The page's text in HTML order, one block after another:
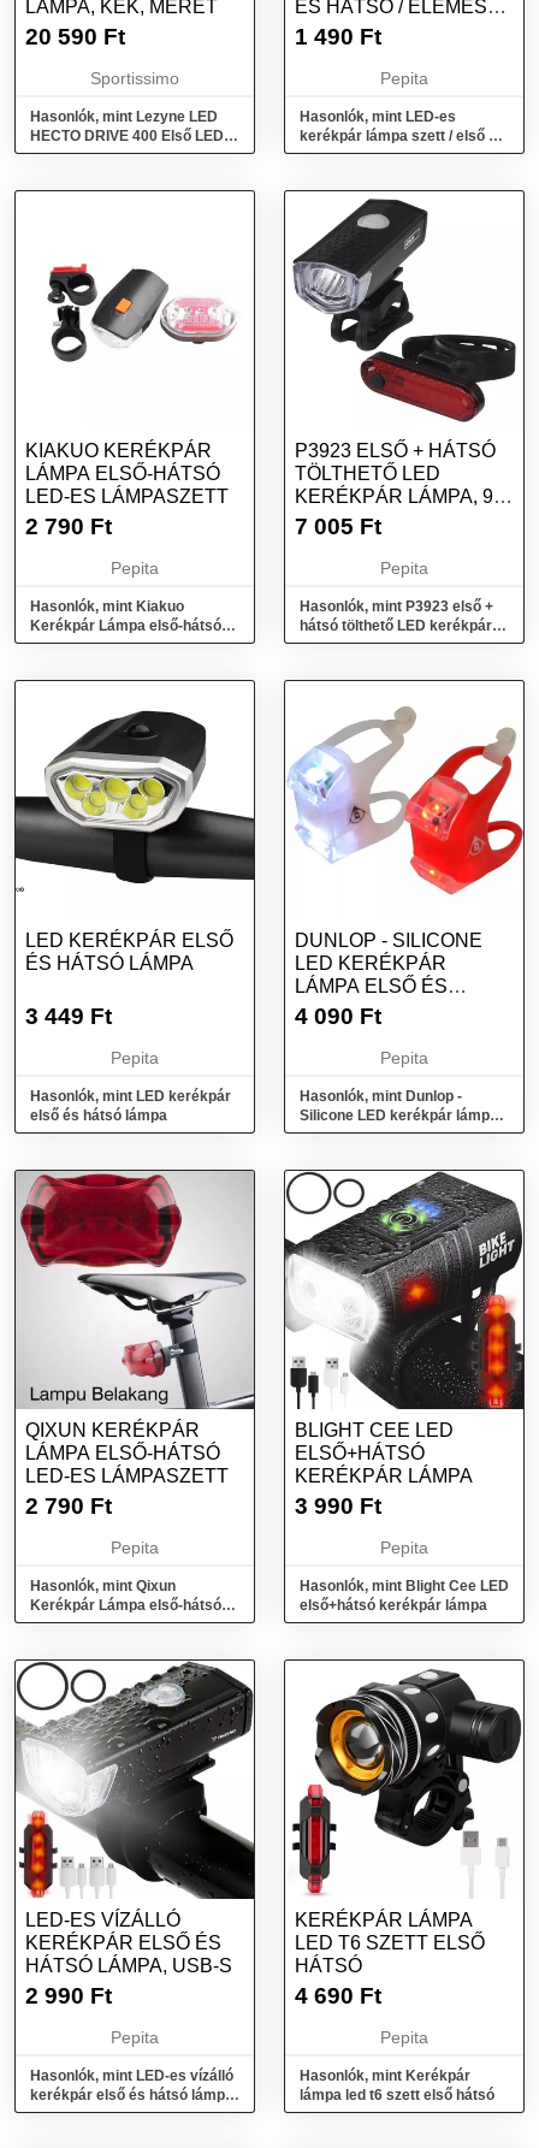
LÁMPA, KÉK, MÉRET
20 590 Ft
Sportissimo
Hasonlók, mint Lezyne LED
HECTO DRIVE 400 Első LED
lámpa, kék, méret
ÉS HÁTSÓ / ELEMES
(16766)
1 490 Ft
Pepita
Hasonlók, mint LED-es
kerékpár lámpa szett / első és
hátsó / elemes (16766)
KIAKUO KERÉKPÁR
LÁMPA ELSŐ-HÁTSÓ
LED-ES LÁMPASZETT
2 790 Ft
Pepita
Hasonlók, mint Kiakuo
Kerékpár Lámpa első-hátsó
Led-es Lámpaszett
P3923 ELSŐ + HÁTSÓ
TÖLTHETŐ LED
KERÉKPÁR LÁMPA, 90
LM
7 005 Ft
Pepita
Hasonlók, mint P3923 első +
hátsó tölthető LED kerékpár
lámpa, 90 lm
LED KERÉKPÁR ELSŐ
ÉS HÁTSÓ LÁMPA
3 449 Ft
Pepita
Hasonlók, mint LED kerékpár
első és hátsó lámpa
DUNLOP - SILICONE
LED KERÉKPÁR
LÁMPA ELSŐ ÉS
HÁTSÓ
4 090 Ft
Pepita
Hasonlók, mint Dunlop -
Silicone LED kerékpár lámpa
első és hátsó
QIXUN KERÉKPÁR
LÁMPA ELSŐ-HÁTSÓ
LED-ES LÁMPASZETT
2 790 Ft
Pepita
Hasonlók, mint Qixun
Kerékpár Lámpa első-hátsó
Led-es Lámpaszett
BLIGHT CEE LED
ELSŐ+HÁTSÓ
KERÉKPÁR LÁMPA
3 990 Ft
Pepita
Hasonlók, mint Blight Cee LED
első+hátsó kerékpár lámpa
LED-ES VÍZÁLLÓ
KERÉKPÁR ELSŐ ÉS
HÁTSÓ LÁMPA, USB-S
2 990 Ft
Pepita
Hasonlók, mint LED-es vízálló
kerékpár első és hátsó lámpa,
USB-s
KERÉKPÁR LÁMPA
LED T6 SZETT ELSŐ
HÁTSÓ
4 690 Ft
Pepita
Hasonlók, mint Kerékpár
lámpa led t6 szett első hátsó